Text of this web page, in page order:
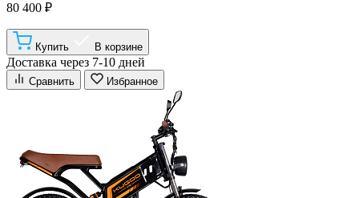
80 400 ₽
Купить В корзине
Доставка через 7-10 дней
Сравнить Избранное